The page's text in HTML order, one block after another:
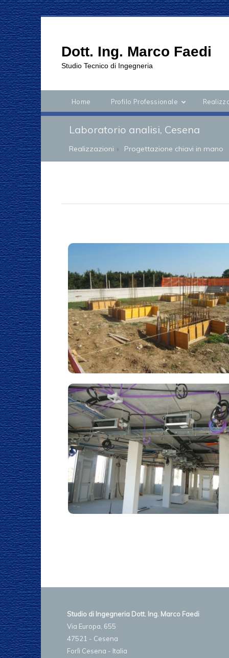
Dott. Ing. Marco Faedi
Studio Tecnico di Ingegneria
Home Profilo Professionale
Laboratorio analisi, Cesena
Realizzazioni Progettazione chiavi in mano
Studio di Ingegneria Dott. Ing. Marco Faedi
Via Europa, 655
47521 - Cesena
Forlì Cesena - Italia